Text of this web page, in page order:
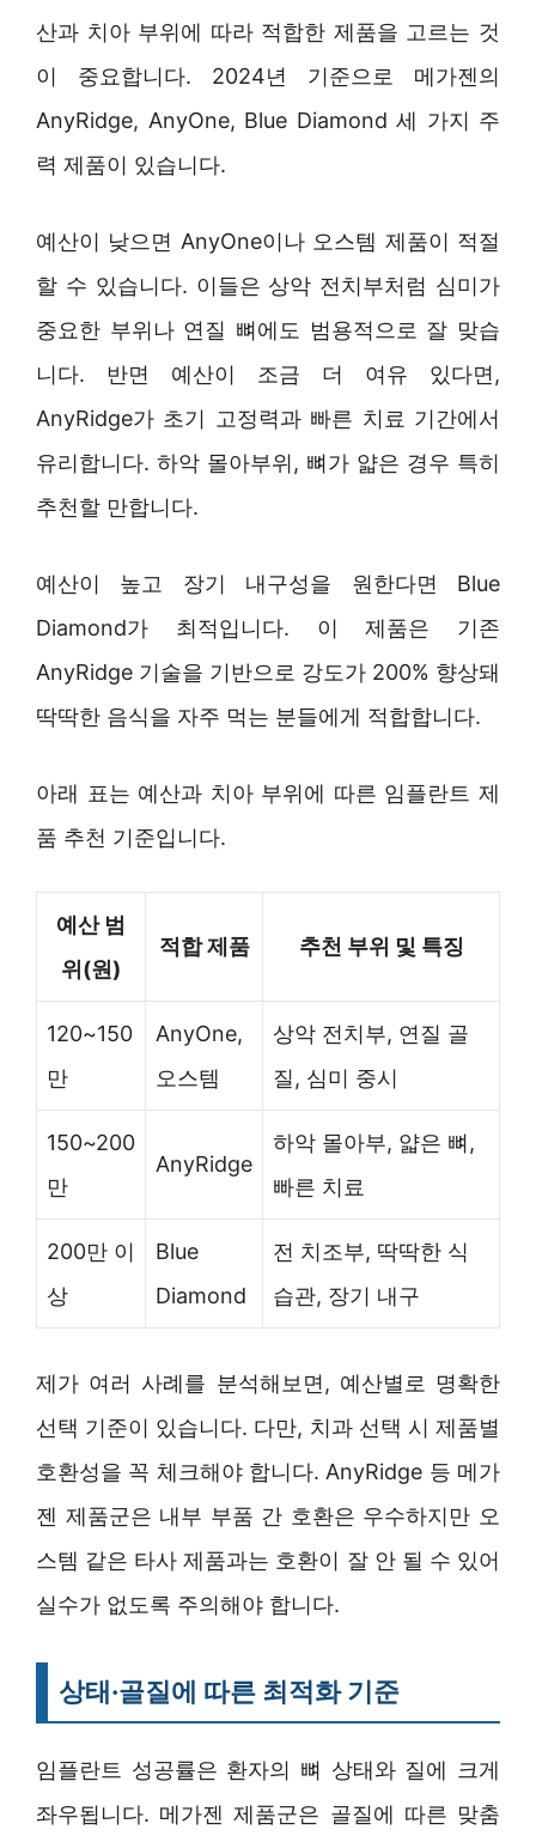
산과 치아 부위에 따라 적합한 제품을 고르는 것
이 중요합니다. 2024년 기준으로 메가젠의
AnyRidge, AnyOne, Blue Diamond 세 가지 주
력 제품이 있습니다.
예산이 낮으면 AnyOne이나 오스템 제품이 적절
할 수 있습니다. 이들은 상악 전치부처럼 심미가
중요한 부위나 연질 뼈에도 범용적으로 잘 맞습
니다. 반면 예산이 조금 더 여유 있다면,
AnyRidge가 초기 고정력과 빠른 치료 기간에서
유리합니다. 하악 몰아부위, 뼈가 얇은 경우 특히
추천할 만합니다.
예산이 높고 장기 내구성을 원한다면 Blue
Diamond가 최적입니다. 이 제품은 기존
AnyRidge 기술을 기반으로 강도가 200% 향상돼
딱딱한 음식을 자주 먹는 분들에게 적합합니다.
아래 표는 예산과 치아 부위에 따른 임플란트 제
품 추천 기준입니다.
예산 범
위(원)
적합 제품 추천 부위 및 특징
120~150
만
AnyOne,
오스템
상악 전치부, 연질 골
질, 심미 중시
150~200
만
AnyRidge
하악 몰아부, 얇은 뼈,
빠른 치료
200만 이
상
Blue
Diamond
전 치조부, 딱딱한 식
습관, 장기 내구
제가 여러 사례를 분석해보면, 예산별로 명확한
선택 기준이 있습니다. 다만, 치과 선택 시 제품별
호환성을 꼭 체크해야 합니다. AnyRidge 등 메가
젠 제품군은 내부 부품 간 호환은 우수하지만 오
스템 같은 타사 제품과는 호환이 잘 안 될 수 있어
실수가 없도록 주의해야 합니다.
상태·골질에 따른 최적화 기준
임플란트 성공률은 환자의 뼈 상태와 질에 크게
좌우됩니다. 메가젠 제품군은 골질에 따른 맞춤